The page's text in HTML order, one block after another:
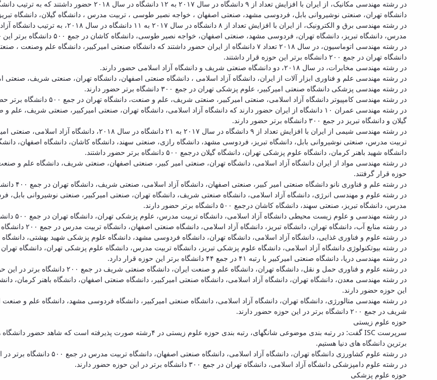
در رشته مهندسی مکانیک، از ایران با افزایش تعداد از ۹
دانشگاه تهران، صنعتی نوشیروانی بابل، فردوسی مشهد، صنعتی اصفهان ، خواجه نصیر طوسی ، تربیت مدرس ، دانشگاه گیلان، دانشگاه تبریز در جمع ۳۰۰ دانشگاه برتر این حوزه
در رشته مهندسی برق و الکترونیک، از ایران با
مدرس، دانشگاه تبریز، دانشگاه تهران، فردوسی مشهد، صنعتی اصفهان، خواجه نصیر طوسی، دانشگاه کاشان در جمع ۵۰۰ دانشگاه برتر این حوزه قرار گرفتند.
در رشته مهندسی اتوماسیون، در سال ۲۰۱۸ تعداد ۷ دانشگاه از ایران حضور داشتند که دانشگاه صنعتی
دانشگاه تهران در جمع ۲۰۰ دانشگاه برتر این حوزه قرار داشتند.
در رشته مهندسی مخابرات، در سال ۲۰۱۸، دو دانشگاه صنعتی شریف و دانشگاه آزاد اسلامی حضور دارند.
در رشته مهندسی علم و فناوری ابزار آلات از ایران، دانشگاه آزاد اسلامی ، دانشگاه صنعتی اصفهان، دانشگاه تهران، صنعتی شریف، صنعتی امیر کبیر ، دانشگاه
در رشته مهندسی پزشکی دانشگاه صنعتی امیرکبیر، علوم پزشکی تهران در جمع ۳۰۰ دانشگاه برتر حضور دارند.
در رشته مهندسی کامپیوتر دانشگاه آزاد اسلامی، صنعتی امیرکبیر، صنعتی شریف، علم و صنعت، دانشگاه تهران در جمع ۵۰۰ دانشگاه برتر حضور دارند.
در رشته مهندسی عمران ۱۰ دانشگاه از ایران حضور دارند که دانشگاه آزاد اسلامی، دانشگاه تهران، صنعتی امیرکبیر،
گیلان و دانشگاه تبریز در جمع ۳۰۰ دانشگاه برتر حضور دارند.
در رشته مهندسی شیمی از ایران با افزایش تعداد از ۹ دانشگاه
تربیت مدرس، صنعتی نوشیروانی بابل، دانشگاه تبریز، فردوسی مشهد، دانشگاه رازی، صنعتی سهند، دانشگاه کاشان، دانشگاه اصفهان،
دانشگاه شهید باهنر کرمان، دانشگاه علوم پزشکی تهران، دانشگاه گیلان درجمع ۵۰۰ دانشگاه برتر حضور داشتند.
حوزه قرار گرفتند.
در رشته علم و فناوری نانو دانشگاه صنعتی امیر کبیر، صنعتی اصفهان، دانشگاه آزاد اسلامی، صنعتی شریف، دانشگاه تهران در جمع ۴۰۰ دانشگاه برتر این حوزه قرار گرفتند.
در رشته علوم و مهندسی انرژی، دانشگاه آزاد اسلامی، دانشگاه صنعتی شریف، دانشگاه تهران، صنعتی امیرکبیر، صنعتی نوشیروانی
مدرس، دانشگاه تبریز، صنعتی سهند، دانشگاه کاشان درجمع ۵۰۰ دانشگاه برتر حضور دارند.
در رشته مهندسی و علوم زیست محیطی دانشگاه آزاد اسلامی، دانشگاه تربیت مدرس، علوم پزشکی تهران، دانشگاه تهران در جمع ۵۰۰ دانشگاه برتر این حوزه حضور دارند.
در رشته منابع آب، دانشگاه تهران، دانشگاه تبریز، دانشگاه آزاد اسلامی، دانشگاه صنعتی اصفهان، دانشگاه تربیت مدرس در جمع ۲۰۰ دانشگاه برتر حضور دارند.
در رشته علوم و فناوری غذایی، دانشگاه آزاد اسلامی، دانشگاه تهران، دانشگاه فردوسی مشهد، دانشگاه علوم پزشکی شهید بهشتی، دانشگاه تربیت مدرس در جمع ۳۰۰ دانشگاه
در رشته بیوتکنولوژی دانشگاه آزاد اسلامی، دانشگاه علوم پزشکی تبریز، دانشگاه تربیت مدرس، دانشگاه علوم پزشکی تهران، دانشگاه تهران در جمع ۵۰۰ دانشگاه برتر این حوزه
در رشته مهندسی دریا، دانشگاه صنعتی امیرکبیر با رتبه ۴۱ در جمع ۴۴ دانشگاه برتر این حوزه قرار دارد.
در رشته علوم و فناوری حمل و نقل، دانشگاه تهران، دانشگاه علم و صنعت ایران، دانشگاه صنعتی شریف در جمع ۲۰۰ دانشگاه برتر در این حوزه حضور دارند.
این حوزه حضور دارند.
در رشته مهندسی متالورژی، دانشگاه تهران، دانشگاه آزاد اسلامی، دانشگاه صنعتی امیرکبیر، دانشگاه فردوسی مشهد، دانشگاه علم و
شریف در جمع ۲۰۰ دانشگاه برتر در این حوزه حضور دارند.
حوزه علوم زیستی
برترین دانشگاه های دنیا هستیم.
در رشته علوم کشاورزی دانشگاه تهران، دانشگاه آزاد اسلامی، دانشگاه صنعتی اصفهان، دانشگاه تربیت مدرس در جمع ۵۰۰ دانشگاه برتر در این حوزه حضور دارند.
در رشته علوم دامپزشکی دانشگاه آزاد اسلامی، دانشگاه تهران در جمع ۳۰۰ دانشگاه برتر در این حوزه حضور دارند.
حوزه علوم پزشکی